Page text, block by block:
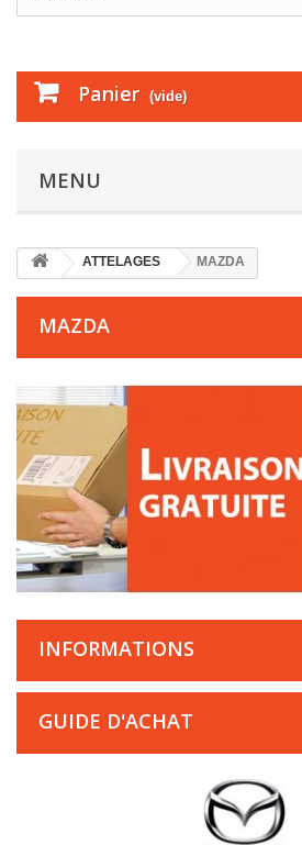
Panier (vide)
MENU
ATTELAGES MAZDA
MAZDA
INFORMATIONS
GUIDE D'ACHAT